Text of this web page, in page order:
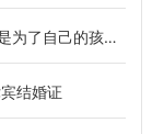
自己的孩子？
结婚证